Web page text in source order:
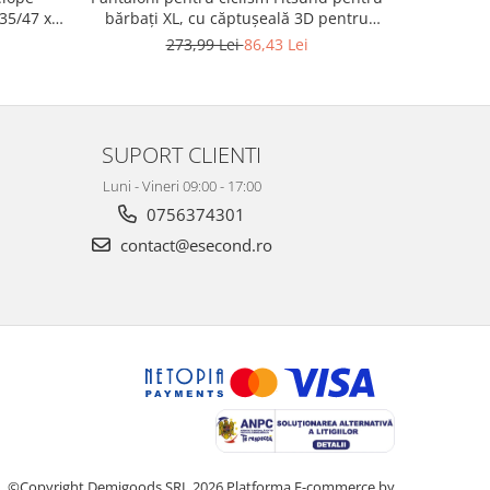
47 x
bărbați XL, cu căptușeală 3D pentru
scaun - RESIGILAT
273,99 Lei86,43 Lei
SUPORT CLIENTI
Luni - Vineri 09:00 - 17:00
0756374301
contact@esecond.ro